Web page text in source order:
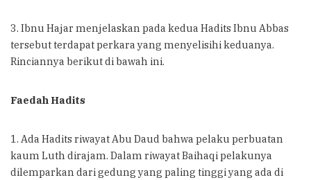
3. Ibnu Hajar menjelaskan pada kedua Hadits Ibnu Abbas
tersebut terdapat perkara yang menyelisihi keduanya.
Rinciannya berikut di bawah ini.
Faedah Hadits
1. Ada Hadits riwayat Abu Daud bahwa pelaku perbuatan
kaum Luth dirajam. Dalam riwayat Baihaqi pelakunya
dilemparkan dari gedung yang paling tinggi yang ada di